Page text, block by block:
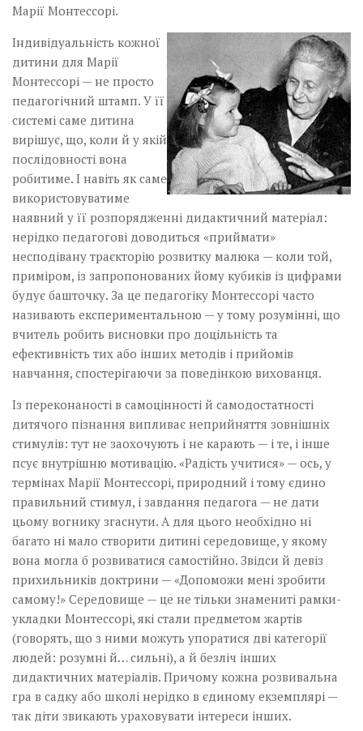
Марії Монтессорі.
Індивідуальність кожної
дитини для Марії
Монтессорі — не просто
педагогічний штамп. У її
системі саме дитина
вирішує, що, коли й у якій
послідовності вона
робитиме. І навіть як саме
використовуватиме
наявний у її розпорядженні дидактичний матеріал:
нерідко педагогові доводиться «приймати»
несподівану траєкторію розвитку малюка — коли той,
приміром, із запропонованих йому кубиків із цифрами
будує башточку. За це педагогіку Монтессорі часто
називають експериментальною — у тому розумінні, що
вчитель робить висновки про доцільність та
ефективність тих або інших методів і прийомів
навчання, спостерігаючи за поведінкою вихованця.
Із переконаності в самоцінності й самодостатності
дитячого пізнання випливає неприйняття зовнішніх
стимулів: тут не заохочують і не карають — і те, і інше
псує внутрішню мотивацію. «Радість учитися» — ось, у
термінах Марії Монтессорі, природний і тому єдино
правильний стимул, і завдання педагога — не дати
цьому вогнику згаснути. А для цього необхідно ні
багато ні мало створити дитині середовище, у якому
вона могла б розвиватися самостійно. Звідси й девіз
прихильників доктрини — «Допоможи мені зробити
самому!» Середовище — це не тільки знамениті рамки-
укладки Монтессорі, які стали предметом жартів
(говорять, що з ними можуть упоратися дві категорії
людей: розумні й… сильні), а й безліч інших
дидактичних матеріалів. Причому кожна розвивальна
гра в садку або школі нерідко в єдиному екземплярі —
так діти звикають ураховувати інтереси інших.